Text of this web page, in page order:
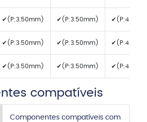
✔(P:3.50mm) ✔(P:3.50mm)
✔(P:3.50mm) ✔(P:3.50mm)
✔(P:3.50mm) ✔(P:3.50mm)
compatíveis
Componentes compatíveis com